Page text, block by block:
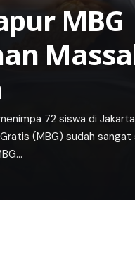
MBG
72 siswa di
(MBG) sudah sangat